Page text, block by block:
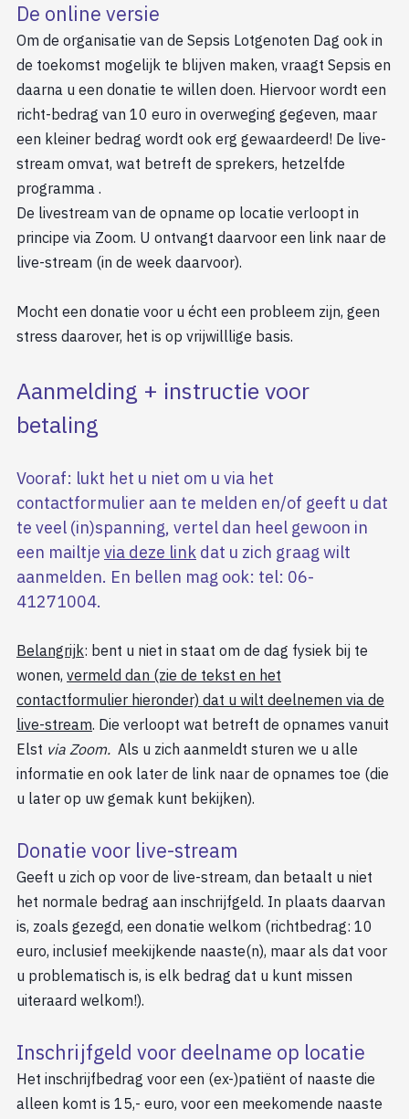
De online versie
Om de organisatie van de Sepsis Lotgenoten Dag ook in
de toekomst mogelijk te blijven maken, vraagt Sepsis en
daarna u een donatie te willen doen. Hiervoor wordt een
richt-bedrag van 10 euro in overweging gegeven, maar
een kleiner bedrag wordt ook erg gewaardeerd! De live-
stream omvat, wat betreft de sprekers, hetzelfde
programma .
De livestream van de opname op locatie verloopt in
principe via Zoom. U ontvangt daarvoor een link naar de
live-stream (in de week daarvoor).
Mocht een donatie voor u écht een probleem zijn, geen
stress daarover, het is op vrijwilllige basis.
Aanmelding + instructie voor
betaling
Vooraf: lukt het u niet om u via het
contactformulier aan te melden en/of geeft u dat
te veel (in)spanning, vertel dan heel gewoon in
een mailtje via deze link dat u zich graag wilt
aanmelden. En bellen mag ook: tel: 06-
41271004.
Belangrijk: bent u niet in staat om de dag fysiek bij te
wonen, vermeld dan (zie de tekst en het
contactformulier hieronder) dat u wilt deelnemen via de
live-stream. Die verloopt wat betreft de opnames vanuit
Elst via Zoom. Als u zich aanmeldt sturen we u alle
informatie en ook later de link naar de opnames toe (die
u later op uw gemak kunt bekijken).
Donatie voor live-stream
Geeft u zich op voor de live-stream, dan betaalt u niet
het normale bedrag aan inschrijfgeld. In plaats daarvan
is, zoals gezegd, een donatie welkom (richtbedrag: 10
euro, inclusief meekijkende naaste(n), maar als dat voor
u problematisch is, is elk bedrag dat u kunt missen
uiteraard welkom!).
Inschrijfgeld voor deelname op locatie
Het inschrijfbedrag voor een (ex-)patiënt of naaste die
alleen komt is 15,- euro, voor een meekomende naaste